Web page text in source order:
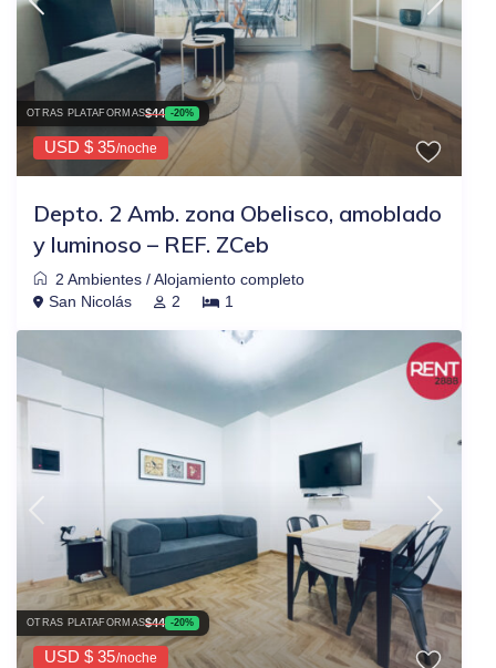
OTRAS PLATAFORMAS$44 -20%
USD $ 35/noche
Depto. 2 Amb. zona Obelisco, amoblado
y luminoso – REF. ZCeb
2 Ambientes /Alojamiento completo
San Nicolás
2 1
OTRAS PLATAFORMAS$44 -20%
USD $ 35/noche